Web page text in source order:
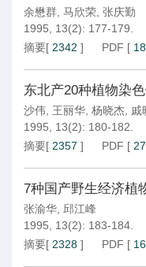
余懋群 马欣荣 张庆勤
1995, 13(2): 177-179.
摘要[ 2342 ] PDF [
东北产20种植物染
沙伟 王丽华 杨晓杰 戚
1995, 13(2): 180-182.
摘要[ 2357 ] PDF [
7种国产野生经济植
张渝华 邱江峰
1995, 13(2): 183-184.
摘要[ 2328 ] PDF [